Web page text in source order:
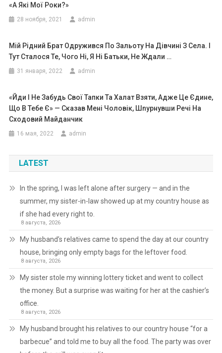
«А Які Мої Роки?»
28 ноября, 2021 admin
Мій Рідний Брат Одружився По Зальоту На Дівчині З Села. І
Тут Сталося Те, Чого Ні, Я Ні Батьки, Не Ждали …
31 января, 2022 admin
«Йди І Не Забудь Свої Тапки Та Халат Взяти, Адже Це Єдине,
Що В Тебе Є» — Сказав Мені Чоловік, Шnурнувши Речі На
Сходовий Майданчик
16 мая, 2022 admin
LATEST
In the spring, I was left alone after surgery — and in the
summer, my sister-in-law showed up at my country house as
if she had every right to.
8 августа, 2026
My husband’s relatives came to spend the day at our country
house, bringing only empty bags for the leftover food.
8 августа, 2026
My sister stole my winning lottery ticket and went to collect
the money. But a surprise was waiting for her at the cashier’s
office.
8 августа, 2026
My husband brought his relatives to our country house “for a
barbecue” and told me to buy all the food. The party was over